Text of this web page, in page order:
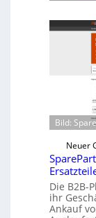
Bild:
Neuer
Die B2B-
ihr
Ankauf